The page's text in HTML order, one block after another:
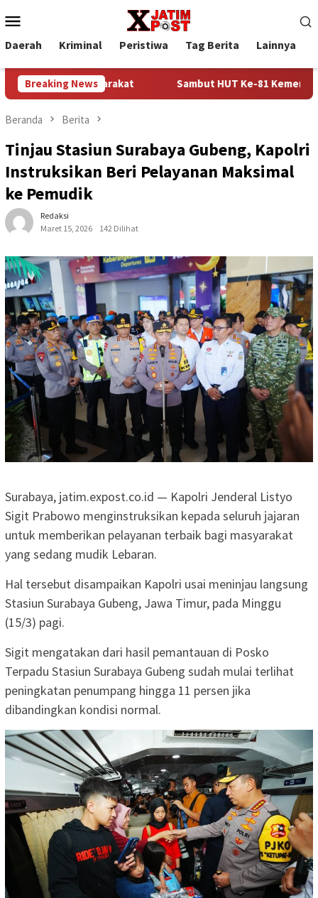
ke
kontenMobile
Daerah Kriminal Peristiwa Tag Berita Lainnya
Breaking NewsSambut HUT Ke-81 Kemerdekaan RI, Lapas
Beranda Berita
Tinjau Stasiun Surabaya Gubeng, Kapolri
Instruksikan Beri Pelayanan Maksimal
ke Pemudik
Redaksi
Maret 15, 2026
142 Dilihat
Surabaya, jatim.expost.co.id — Kapolri Jenderal Listyo
Sigit Prabowo menginstruksikan kepada seluruh jajaran
untuk memberikan pelayanan terbaik bagi masyarakat
yang sedang mudik Lebaran.
Hal tersebut disampaikan Kapolri usai meninjau langsung
Stasiun Surabaya Gubeng, Jawa Timur, pada Minggu
(15/3) pagi.
Sigit mengatakan dari hasil pemantauan di Posko
Terpadu Stasiun Surabaya Gubeng sudah mulai terlihat
peningkatan penumpang hingga 11 persen jika
dibandingkan kondisi normal.